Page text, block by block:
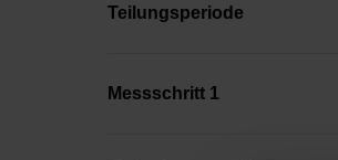
Teilungsperiode
Messschritt 1